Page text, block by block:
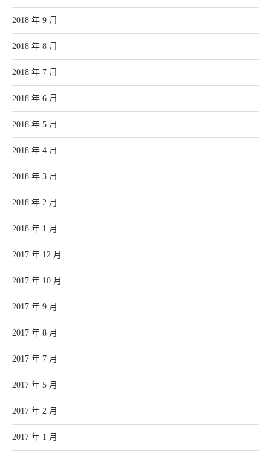
2018 年 9 月
2018 年 8 月
2018 年 7 月
2018 年 6 月
2018 年 5 月
2018 年 4 月
2018 年 3 月
2018 年 2 月
2018 年 1 月
2017 年 12 月
2017 年 10 月
2017 年 9 月
2017 年 8 月
2017 年 7 月
2017 年 5 月
2017 年 2 月
2017 年 1 月